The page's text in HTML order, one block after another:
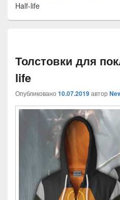
Half-life
Толстовки для
life
Опубликовано 10.07.2019автор